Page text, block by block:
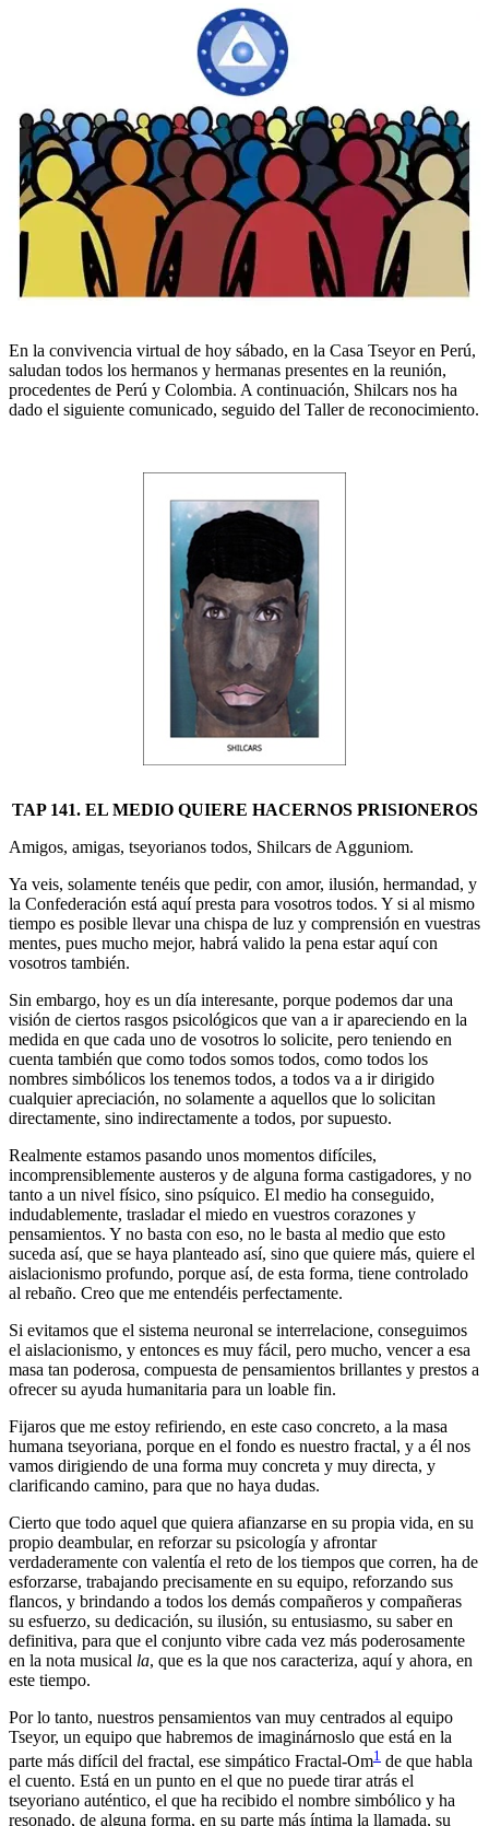
En la convivencia virtual de hoy sábado, en la Casa Tseyor en Perú,
saludan todos los hermanos y hermanas presentes en la reunión,
procedentes de Perú y Colombia. A continuación, Shilcars nos ha
dado el siguiente comunicado, seguido del Taller de reconocimiento.
TAP 141. EL MEDIO QUIERE HACERNOS PRISIONEROS
Amigos, amigas, tseyorianos todos, Shilcars de Agguniom.
Ya veis, solamente tenéis que pedir, con amor, ilusión, hermandad, y
la Confederación está aquí presta para vosotros todos. Y si al mismo
tiempo es posible llevar una chispa de luz y comprensión en vuestras
mentes, pues mucho mejor, habrá valido la pena estar aquí con
vosotros también.
Sin embargo, hoy es un día interesante, porque podemos dar una
visión de ciertos rasgos psicológicos que van a ir apareciendo en la
medida en que cada uno de vosotros lo solicite, pero teniendo en
cuenta también que como todos somos todos, como todos los
nombres simbólicos los tenemos todos, a todos va a ir dirigido
cualquier apreciación, no solamente a aquellos que lo solicitan
directamente, sino indirectamente a todos, por supuesto.
Realmente estamos pasando unos momentos difíciles,
incomprensiblemente austeros y de alguna forma castigadores, y no
tanto a un nivel físico, sino psíquico. El medio ha conseguido,
indudablemente, trasladar el miedo en vuestros corazones y
pensamientos. Y no basta con eso, no le basta al medio que esto
suceda así, que se haya planteado así, sino que quiere más, quiere el
aislacionismo profundo, porque así, de esta forma, tiene controlado
al rebaño. Creo que me entendéis perfectamente.
Si evitamos que el sistema neuronal se interrelacione, conseguimos
el aislacionismo, y entonces es muy fácil, pero mucho, vencer a esa
masa tan poderosa, compuesta de pensamientos brillantes y prestos a
ofrecer su ayuda humanitaria para un loable fin.
Fijaros que me estoy refiriendo, en este caso concreto, a la masa
humana tseyoriana, porque en el fondo es nuestro fractal, y a él nos
vamos dirigiendo de una forma muy concreta y muy directa, y
clarificando camino, para que no haya dudas.
Cierto que todo aquel que quiera afianzarse en su propia vida, en su
propio deambular, en reforzar su psicología y afrontar
verdaderamente con valentía el reto de los tiempos que corren, ha de
esforzarse, trabajando precisamente en su equipo, reforzando sus
flancos, y brindando a todos los demás compañeros y compañeras
su esfuerzo, su dedicación, su ilusión, su entusiasmo, su saber en
definitiva, para que el conjunto vibre cada vez más poderosamente
en la nota musical la, que es la que nos caracteriza, aquí y ahora, en
este tiempo.
Por lo tanto, nuestros pensamientos van muy centrados al equipo
Tseyor, un equipo que habremos de imaginárnoslo que está en la
parte más difícil del fractal, ese simpático Fractal-Om1 de que habla
el cuento. Está en un punto en el que no puede tirar atrás el
tseyoriano auténtico, el que ha recibido el nombre simbólico y ha
resonado, de alguna forma, en su parte más íntima la llamada, su